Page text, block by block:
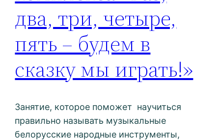
два, три, четыре,
пять – будем в
сказку мы играть!»
Занятие, которое поможет научиться
правильно называть музыкальные
белорусские народные инструменты,